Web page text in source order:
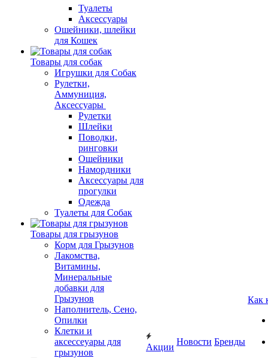
Туалеты
Аксессуары
Ошейники, шлейки
для Кошек
Товары для собак
Игрушки для Собак
Рулетки,
Аммуниция,
Аксессуары
Рулетки
Шлейки
Поводки,
ринговки
Ошейники
Намордники
Аксессуары для
прогулки
Одежда
Туалеты для Собак
Товары для грызунов
Корм для Грызунов
Лакомства,
Витамины,
Минеральные
добавки для
Грызунов
Наполнитель, Сено,
Опилки
Клетки и
аксессеуары для
грызунов
Акции
Новости Бренды
Как